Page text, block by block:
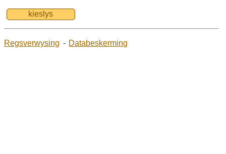
kieslys
Regsverwysing - Databeskerming